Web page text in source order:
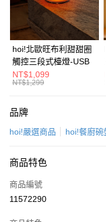
華南商業銀行
上海商業儲蓄銀行
國泰世華商業銀行
臺灣中小企業銀行
匯豐（台灣）商業銀行
聯邦商業銀行
元大商業銀行
台灣樂天信用卡公司
合作金庫商業銀行
華南商業銀行
上海商業儲蓄銀行
國泰世華商業銀行
臺灣中小企業銀行
匯豐（台灣）商業銀行
聯邦商業銀行
玉山商業銀行
台灣樂天信用卡公司
LINE Pay
Apple Pay
街口支付
AFTEE先享後付
【關於「AFTEE先享後付」】
AFTEE先享後付是「在收到
便利好安心！
３．安心：先確認商品／服務
【「AFTEE先享後付」結帳流
結帳頁面，進行簡訊認證並
每筆NT$99，滿NT$799(
hoi!北歐旺布利甜甜圈
觸控三段式檯燈-USB
NT$1,099
NT$1,299
品牌
hoi!嚴選商品 hoi!餐廚碗
商品特色
商品編號
11572290